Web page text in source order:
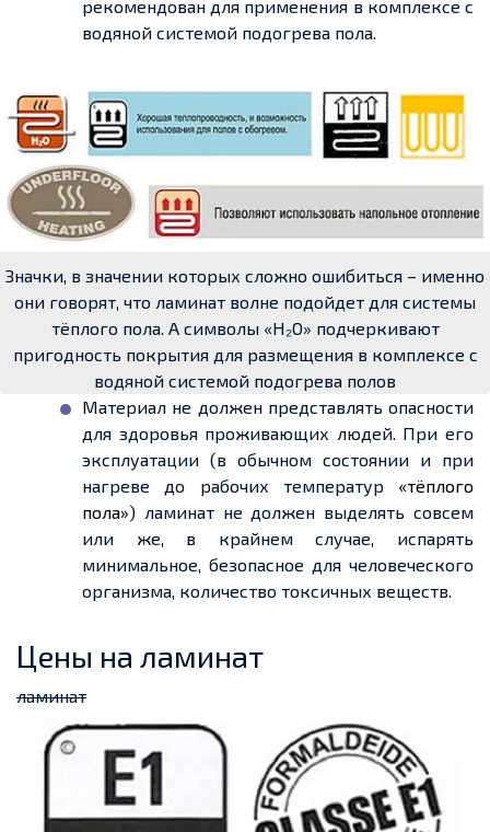
рекомендован для применения в комплексе с
водяной системой подогрева пола.
Значки, в значении которых сложно ошибиться – именно
они говорят, что ламинат волне подойдет для системы
тёплого пола. А символы «H₂О» подчеркивают
пригодность покрытия для размещения в комплексе с
водяной системой подогрева полов
Материал не должен представлять опасности
для здоровья проживающих людей. При его
эксплуатации (в обычном состоянии и при
нагреве до рабочих температур «тёплого
пола») ламинат не должен выделять совсем
или же, в крайнем случае, испарять
минимальное, безопасное для человеческого
организма, количество токсичных веществ.
Цены на ламинат
ламинат